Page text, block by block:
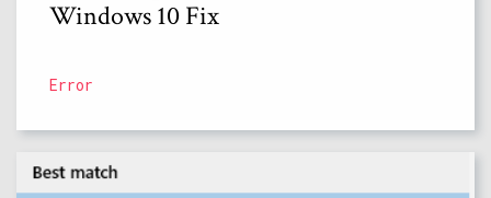
Windows 10 Fix
Error